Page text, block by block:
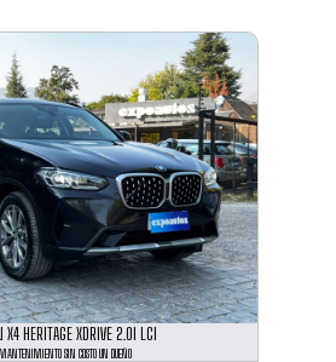
X4 HERITAGE XDRIVE 2.0I LCI
MANTENIMIENTO SIN COSTO UN DUEÑO